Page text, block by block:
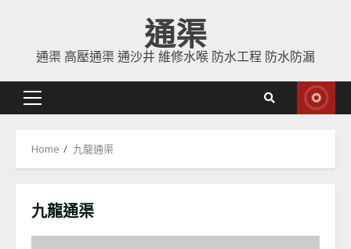
content
通渠
通渠 高壓通渠 通沙井 維修水喉 防水工程 防水防漏
Primary
Home 九龍通渠
九龍通渠